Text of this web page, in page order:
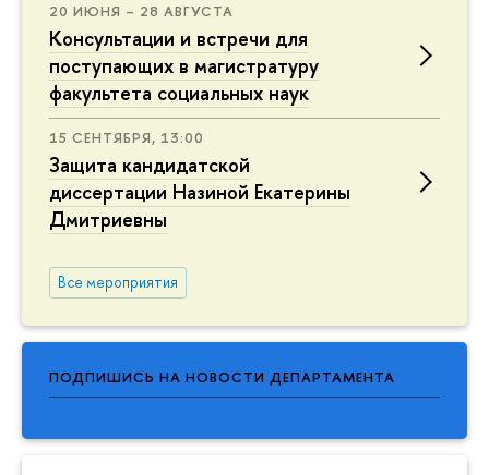
20 ИЮНЯ – 28 АВГУСТА
Консультации и встречи для
поступающих в магистратуру
факультета социальных наук
15 СЕНТЯБРЯ, 13:00
Защита кандидатской
диссертации Назиной Екатерины
Дмитриевны
Все мероприятия
ПОДПИШИСЬ НА НОВОСТИ ДЕПАРТАМЕНТА